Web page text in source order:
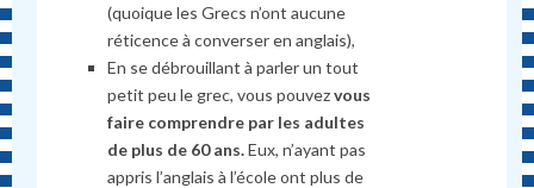
(quoique les Grecs n’ont aucune
réticence à converser en anglais),
En se débrouillant à parler un tout
petit peu le grec, vous pouvezvous
faire comprendre par les adultes
de plus de 60 ans.Eux, n’ayant pas
appris l’anglais à l’école ont plus de